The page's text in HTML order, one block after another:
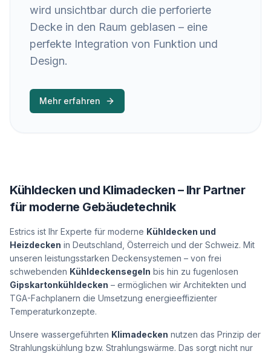
wird unsichtbar durch die perforierte
Decke in den Raum geblasen – eine
perfekte Integration von Funktion und
Design.
Mehr erfahren
Kühldecken und Klimadecken – Ihr Partner
für moderne Gebäudetechnik
Estrics ist Ihr Experte für moderne Kühldecken und
Heizdecken in Deutschland, Österreich und der Schweiz. Mit
unseren leistungsstarken Deckensystemen – von frei
schwebenden Kühldeckensegeln bis hin zu fugenlosen
Gipskartonkühldecken – ermöglichen wir Architekten und
TGA-Fachplanern die Umsetzung energieeffizienter
Temperaturkonzepte.
Unsere wassergeführten Klimadecken nutzen das Prinzip der
Strahlungskühlung bzw. Strahlungswärme. Das sorgt nicht nur